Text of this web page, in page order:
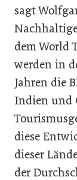
sagt
dem World
werden in
Jahren die
Indien und
diese
dieser
der